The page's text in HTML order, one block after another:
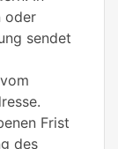
oder
sendet
Frist
des